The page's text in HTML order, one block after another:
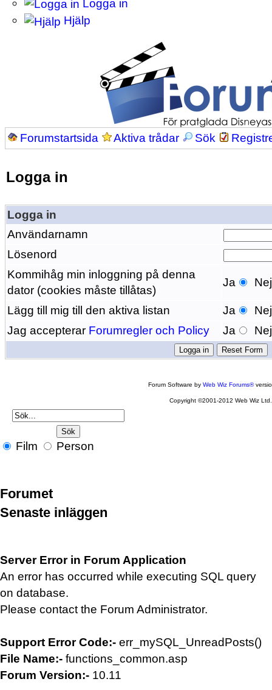
Logga in
Hjälp
Forumstartsida Aktiva trådar Sök
Logga in
Logga in
Användarnamn
Lösenord
Kommihåg min inloggning på denna
dator (cookies måste tillåtas)
Ja Nej
Lägg till mig till den aktiva listan Ja
Nej
Jag accepterar Forumregler och Policy Ja Nej
Forum Software byWeb Wiz Forums®
Copyright ©2001-2012 Web Wiz Ltd.
Film Person
Forumet
Senaste inläggen
Server Error in Forum Application
An error has occurred while executing SQL query
on database.
Please contact the Forum Administrator.
Support Error Code:- err_mySQL_UnreadPosts()
File Name:- functions_common.asp
Forum Version:- 10.11